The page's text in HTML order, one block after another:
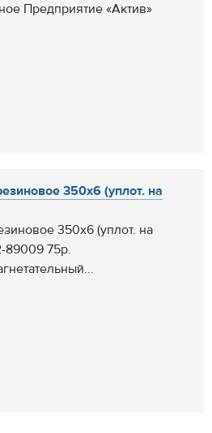
Предприятие «Актив»
350х6 (уплот. на
350х6 (уплот. на
89009 75р.